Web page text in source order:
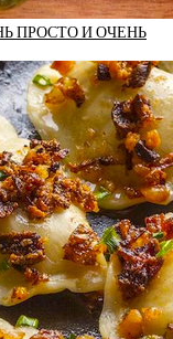
ПРОСТО И ОЧЕНЬ